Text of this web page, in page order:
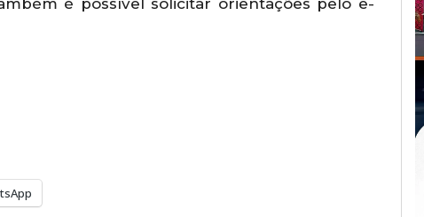
é possível solicitar orientações pelo e-